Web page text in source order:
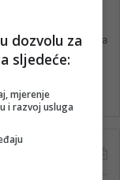
prvoligaša
Vojvodine Nenada
dozvolu za
sljedeće:
mjerenje
i razvoj usluga